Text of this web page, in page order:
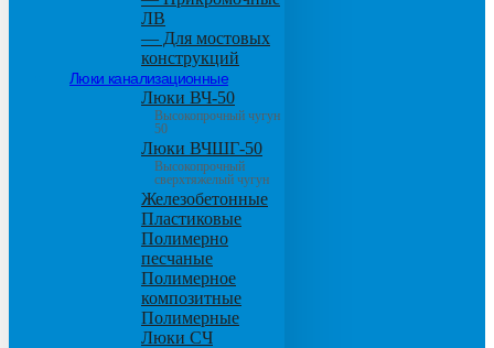
ЛВ
— Для мостовых
конструкций
Люки канализационные
Люки ВЧ-50
Высокопрочный чугун
50
Люки ВЧШГ-50
Высокопрочный
сверхтяжелый чугун
Железобетонные
Пластиковые
Полимерно
песчаные
Полимерное
композитные
Полимерные
Люки СЧ